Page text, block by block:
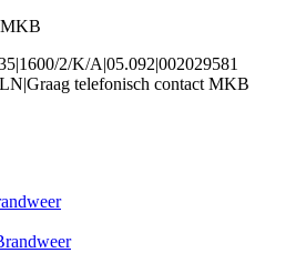
MKB
2/K/A|05.092|002029581
telefonisch contact MKB